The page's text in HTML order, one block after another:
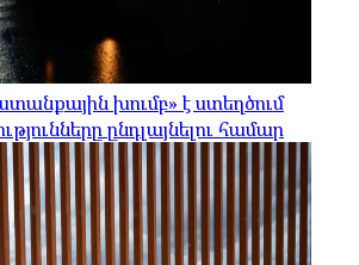
խումբ» է ստեղծում
ընդլայնելու համար